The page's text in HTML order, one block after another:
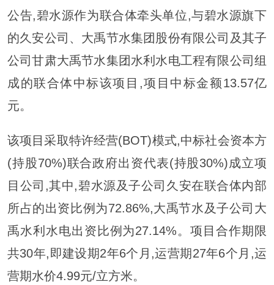
公告,碧水源作为联合体牵头单位,与碧水源旗下
的久安公司、大禹节水集团股份有限公司及其子
公司甘肃大禹节水集团水利水电工程有限公司组
成的联合体中标该项目,项目中标金额13.57亿
元。
该项目采取特许经营(BOT)模式,中标社会资本方
(持股70%)联合政府出资代表(持股30%)成立项
目公司,其中,碧水源及子公司久安在联合体内部
所占的出资比例为72.86%,大禹节水及子公司大
禹水利水电出资比例为27.14%。项目合作期限
共30年,即建设期2年6个月,运营期27年6个月,运
营期水价4.99元/立方米。